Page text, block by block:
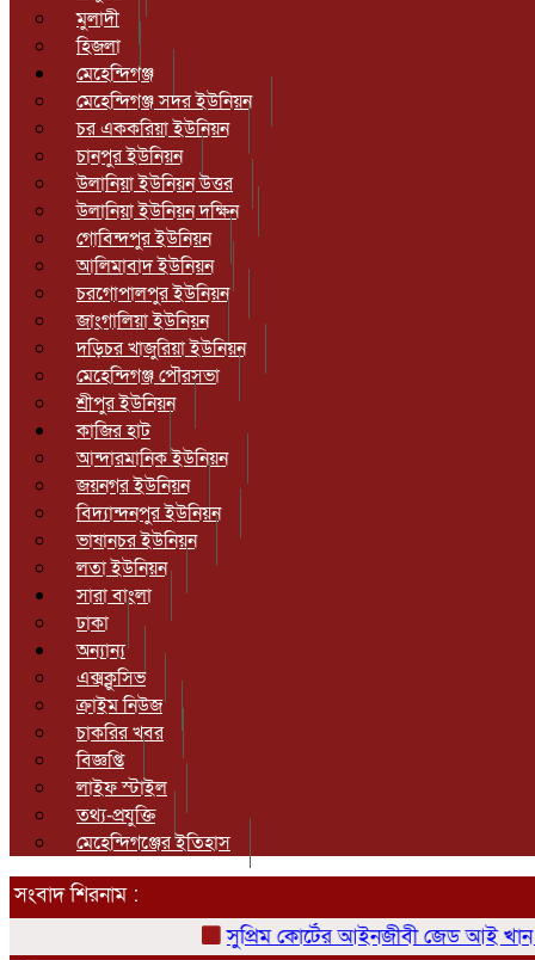
মুলাদী
হিজলা
মেহেন্দিগঞ্জ
মেহেন্দিগঞ্জ সদর ইউনিয়ন
চর এককরিয়া ইউনিয়ন
চানপুর ইউনিয়ন
উলানিয়া ইউনিয়ন উত্তর
উলানিয়া ইউনিয়ন দক্ষিন
গোবিন্দপুর ইউনিয়ন
আলিমাবাদ ইউনিয়ন
চরগোপালপুর ইউনিয়ন
জাংগালিয়া ইউনিয়ন
দড়িচর খাজুরিয়া ইউনিয়ন
মেহেন্দিগঞ্জ পৌরসভা
শ্রীপুর ইউনিয়ন
কাজির হাট
আন্দারমানিক ইউনিয়ন
জয়নগর ইউনিয়ন
বিদ্যান্দনপুর ইউনিয়ন
ভাষানচর ইউনিয়ন
লতা ইউনিয়ন
সারা বাংলা
ঢাকা
অন্যান্য
এক্সক্লুসিভ
ক্রাইম নিউজ
চাকরির খবর
বিজ্ঞপ্তি
লাইফ স্টাইল
তথ্য-প্রযুক্তি
মেহেন্দিগঞ্জের ইতিহাস
সংবাদ শিরনাম :
সুপ্রিম কোর্টের আইনজীবী জেড আই খান